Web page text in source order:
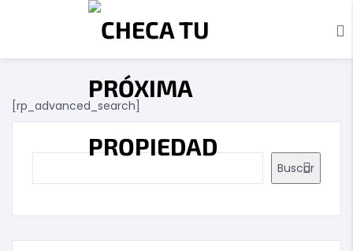
[rp_advanced_search]
Buscar